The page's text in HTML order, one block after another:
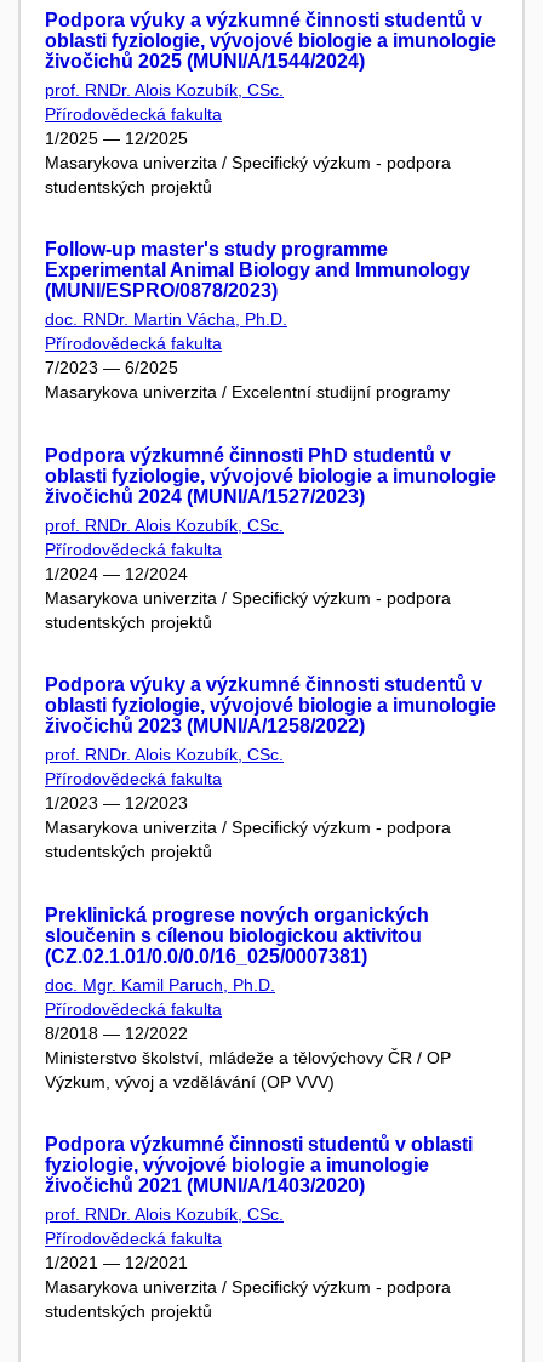
Podpora výuky a výzkumné činnosti studentů v
oblasti fyziologie, vývojové biologie a imunologie
živočichů 2025 (MUNI/A/1544/2024)
prof. RNDr. Alois Kozubík, CSc.
Přírodovědecká fakulta
1/2025 — 12/2025
Masarykova univerzita / Specifický výzkum - podpora
studentských projektů
Follow-up master's study programme
Experimental Animal Biology and Immunology
(MUNI/ESPRO/0878/2023)
doc. RNDr. Martin Vácha, Ph.D.
Přírodovědecká fakulta
7/2023 — 6/2025
Masarykova univerzita / Excelentní studijní programy
Podpora výzkumné činnosti PhD studentů v
oblasti fyziologie, vývojové biologie a imunologie
živočichů 2024 (MUNI/A/1527/2023)
prof. RNDr. Alois Kozubík, CSc.
Přírodovědecká fakulta
1/2024 — 12/2024
Masarykova univerzita / Specifický výzkum - podpora
studentských projektů
Podpora výuky a výzkumné činnosti studentů v
oblasti fyziologie, vývojové biologie a imunologie
živočichů 2023 (MUNI/A/1258/2022)
prof. RNDr. Alois Kozubík, CSc.
Přírodovědecká fakulta
1/2023 — 12/2023
Masarykova univerzita / Specifický výzkum - podpora
studentských projektů
Preklinická progrese nových organických
sloučenin s cílenou biologickou aktivitou
(CZ.02.1.01/0.0/0.0/16_025/0007381)
doc. Mgr. Kamil Paruch, Ph.D.
Přírodovědecká fakulta
8/2018 — 12/2022
Ministerstvo školství, mládeže a tělovýchovy ČR / OP
Výzkum, vývoj a vzdělávání (OP VVV)
Podpora výzkumné činnosti studentů v oblasti
fyziologie, vývojové biologie a imunologie
živočichů 2021 (MUNI/A/1403/2020)
prof. RNDr. Alois Kozubík, CSc.
Přírodovědecká fakulta
1/2021 — 12/2021
Masarykova univerzita / Specifický výzkum - podpora
studentských projektů